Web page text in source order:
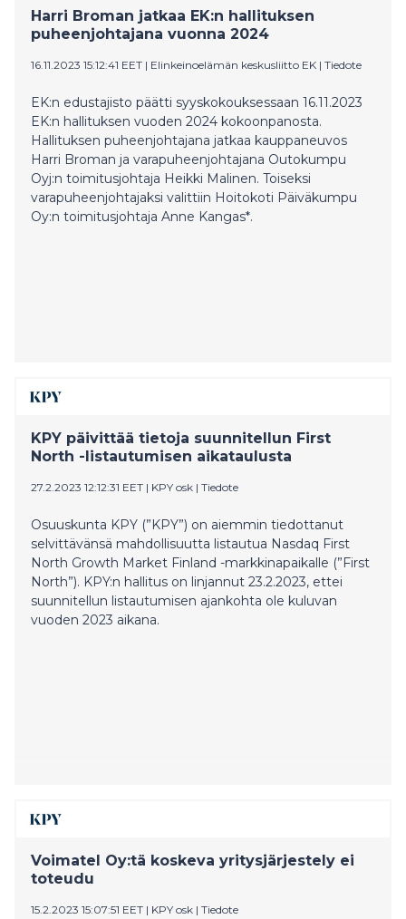
OX2 on investoinut maatuulivoimaan Suomessa noin
1,1 miljardia euroa vuonna 2025. Kanniston,
Korkeamaan ja Salo-Ylikosken tuulipuistojen
Harri Broman jatkaa EK:n hallituksen
puheenjohtajana vuonna 2024
16.11.2023 15:12:41 EET | Elinkeinoelämän keskusliitto EK | Tiedote
EK:n edustajisto päätti syyskokouksessaan 16.11.2023
EK:n hallituksen vuoden 2024 kokoonpanosta.
Hallituksen puheenjohtajana jatkaa kauppaneuvos
Harri Broman ja varapuheenjohtajana Outokumpu
Oyj:n toimitusjohtaja Heikki Malinen. Toiseksi
varapuheenjohtajaksi valittiin Hoitokoti Päiväkumpu
Oy:n toimitusjohtaja Anne Kangas*.
KPY päivittää tietoja suunnitellun First
North -listautumisen aikataulusta
27.2.2023 12:12:31 EET | KPY osk | Tiedote
Osuuskunta KPY (”KPY”) on aiemmin tiedottanut
selvittävänsä mahdollisuutta listautua Nasdaq First
North Growth Market Finland -markkinapaikalle (”First
North”). KPY:n hallitus on linjannut 23.2.2023, ettei
suunnitellun listautumisen ajankohta ole kuluvan
vuoden 2023 aikana.
Voimatel Oy:tä koskeva yritysjärjestely ei
toteudu
15.2.2023 15:07:51 EET | KPY osk | Tiedote